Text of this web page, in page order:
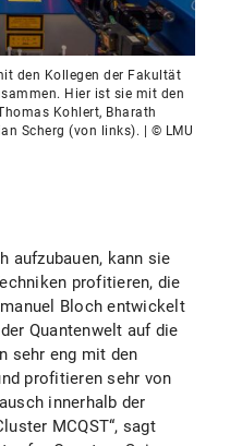
den Kollegen der Fakultät
Hier ist sie mit den
Kohlert, Bharath
Scherg (von links). | © LMU
aufzubauen, kann sie
profitieren, die
Bloch entwickelt
Quantenwelt auf die
sehr eng mit den
profitieren sehr von
innerhalb der
MCQST“, sagt